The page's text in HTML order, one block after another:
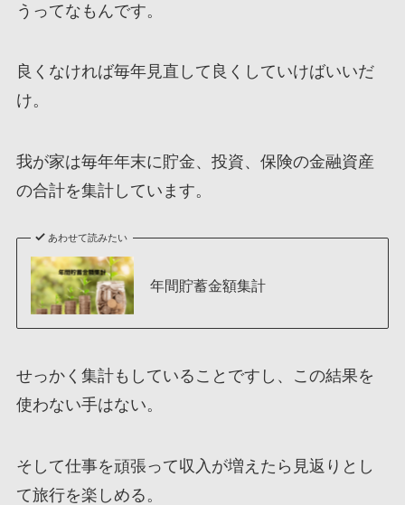
うってなもんです。
良くなければ毎年見直して良くしていけばいいだ
け。
我が家は毎年年末に貯金、投資、保険の金融資産
の合計を集計しています。
あわせて読みたい
年間貯蓄金額集計
せっかく集計もしていることですし、この結果を
使わない手はない。
そして仕事を頑張って収入が増えたら見返りとし
て旅行を楽しめる。